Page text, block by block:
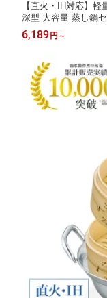
【直火・IH対応】
深型 大容量 蒸し鍋
檜使用 蒸篭 ギフト
が循環UP！】レビュ
6,189 円 ～